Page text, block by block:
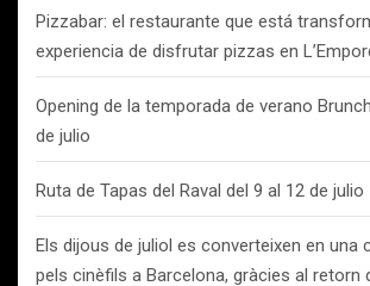
Pizzabar: el restaurante que está
experiencia de disfrutar pizzas en
Opening de la temporada de verano
de julio
Ruta de Tapas del Raval del 9 al 12 de julio
Els dijous de juliol es converteixen en una
pels cinèfils a Barcelona, gràcies al retorn